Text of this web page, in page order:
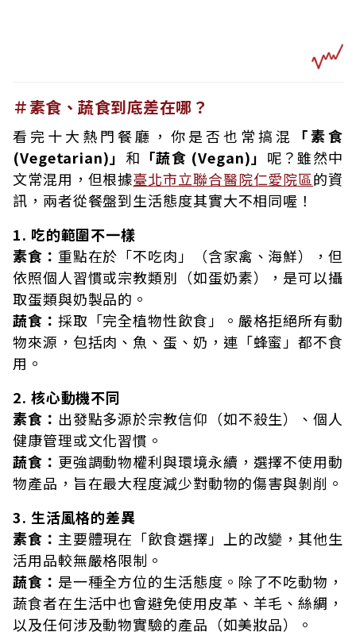
＃素食、蔬食到底差在哪？
看完十大熱門餐廳，你是否也常搞混
「素食
(Vegetarian)」 和 「蔬食 (Vegan)」 呢？雖然中
文常混用， 但根據臺北市立聯合醫院仁愛院區的資
訊 ，兩者從餐盤到生活態度其實大不相同喔！
1. 吃的範圍不一樣
素食： 重點在於「不吃肉」（含家禽、海鮮），但
依照個人習慣或宗教類別（如蛋奶素），是可以攝
取蛋類與奶製品的。
蔬食： 採取「完全植物性飲食」。嚴格拒絕所有動
物來源，包括肉、魚、蛋、奶，連「蜂蜜」都不食
用。
2. 核心動機不同
素食： 出發點多源於宗教信仰（如不殺生）、個人
健康管理或文化習慣。
蔬食： 更強調動物權利與環境永續，選擇不使用動
物產品，旨在最大程度減少對動物的傷害與剝削。
3. 生活風格的差異
素食： 主要體現在「飲食選擇」上的改變，其他生
活用品較無嚴格限制。
蔬食： 是一種全方位的生活態度。除了不吃動物，
蔬食者在生活中也會避免使用皮革、羊毛、絲綢，
以及任何涉及動物實驗的產品（如美妝品）。